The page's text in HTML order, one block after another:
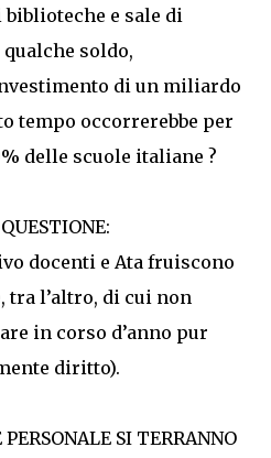
e sale di
soldo,
di un miliardo
tempo occorrerebbe per
delle scuole italiane ?
docenti e Ata fruiscono
tra l’altro, di cui non
in corso d’anno pur
diritto).
SI TERRANNO